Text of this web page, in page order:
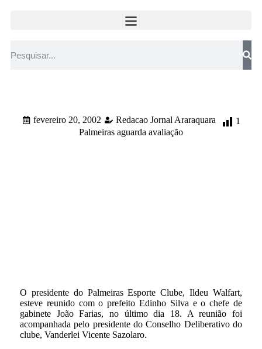
fevereiro 20, 2002 Redacao Jornal Araraquara
1
Palmeiras aguarda avaliação
O presidente do Palmeiras Esporte Clube, Ildeu Walfart,
esteve reunido com o prefeito Edinho Silva e o chefe de
gabinete João Farias, no último dia 18. A reunião foi
acompanhada pelo presidente do Conselho Deliberativo do
clube, Vanderlei Vicente Sazolaro.